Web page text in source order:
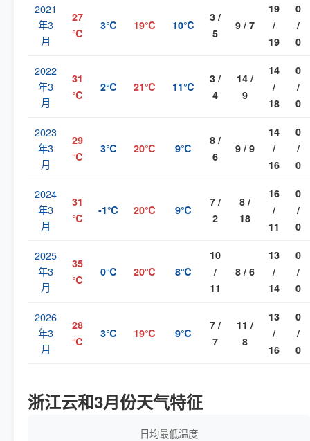
2021
年3
月
27
℃
3℃ 19℃ 10℃
3 /
5
9 / 7
19
/
19
0
/
0
2022
年3
月
31
℃
2℃ 21℃ 11℃
3 /
4
14 /
9
14
/
18
0
/
0
2023
年3
月
29
℃
3℃ 20℃ 9℃
8 /
6
9 / 9
14
/
16
0
/
0
2024
年3
月
31
℃
-1℃ 20℃ 9℃
7 /
2
8 /
18
16
/
11
0
/
0
2025
年3
月
35
℃
0℃ 20℃ 8℃
10
/
11
8 / 6
13
/
14
0
/
0
2026
年3
月
28
℃
3℃ 19℃ 9℃
7 /
7
11 /
8
13
/
16
0
/
0
浙江云和3月份天气特征
日均最低温度